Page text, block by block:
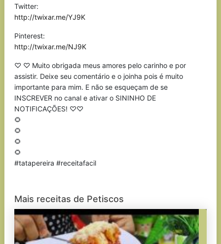
Twitter:
http://twixar.me/YJ9K
Pinterest:
http://twixar.me/NJ9K
♡ ♡ Muito obrigada meus amores pelo carinho e por
assistir. Deixe seu comentário e o joinha pois é muito
importante para mim. E não se esqueçam de se
INSCREVER no canal e ativar o SININHO DE
NOTIFICAÇÕES! ♡♡
🌻
🌻
🌻
🌻
#tatapereira #receitafacil
Mais receitas de Petiscos